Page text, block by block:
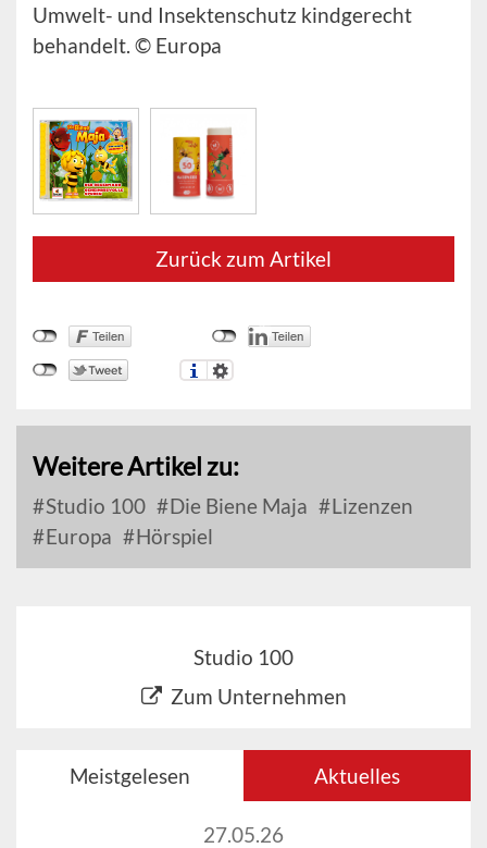
Umwelt- und Insektenschutz kindgerecht
behandelt. © Europa
Zurück zum Artikel
Weitere Artikel zu:
Studio 100 Die Biene Maja
Lizenzen
Europa
Hörspiel
Studio 100
Zum Unternehmen
Meistgelesen Aktuelles
27.05.26